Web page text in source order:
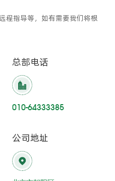
程指导等，如有需要我们将根
总部电话
010-64333385
公司地址